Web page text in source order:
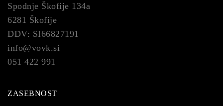
Spodnje Škofije 134a
6281 Škofije
DDV: SI66827191
info@vovk.si
051 422 991
ZASEBNOST